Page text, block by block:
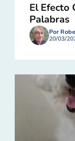
El Efecto
Palabras
Por
20/03/